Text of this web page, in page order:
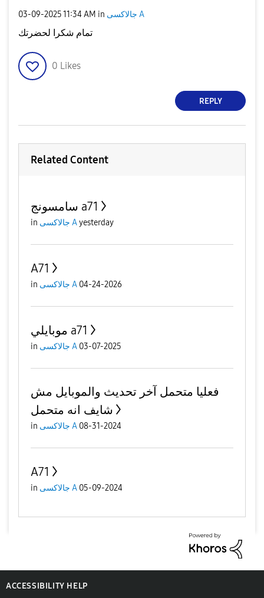
‎03-09-202511:34 AM in جالاكسى A
تمام شكرا لحضرتك
0 Likes
REPLY
Related Content
سامسونج a71
in جالاكسى Ayesterday
A71
in جالاكسى A 04-24-2026
موبايلي a71
in جالاكسى A 03-07-2025
فعليا متحمل آخر تحديث والموبايل مش
شايف انه متحمل
in جالاكسى A 08-31-2024
A71
in جالاكسى A 05-09-2024
ACCESSIBILITY HELP